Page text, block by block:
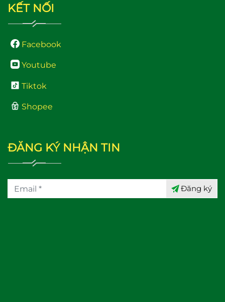
KẾT NỐI
Facebook
Youtube
Tiktok
Shopee
ĐĂNG KÝ NHẬN TIN
Đăng ký